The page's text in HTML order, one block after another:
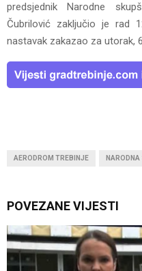
predsjednik Narodne
Čubrilović zaključio je rad
nastavak zakazao za utorak,
AERODROM TREBINJE
POVEZANE VIJESTI